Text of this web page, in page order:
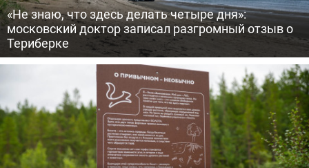
«Не знаю, что здесь делать четыре дня»:
московский доктор записал разгромный отзыв о
Териберке